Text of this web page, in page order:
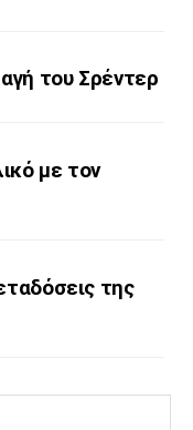
του Σρέντερ
με τον
της
Πέμπτος ο